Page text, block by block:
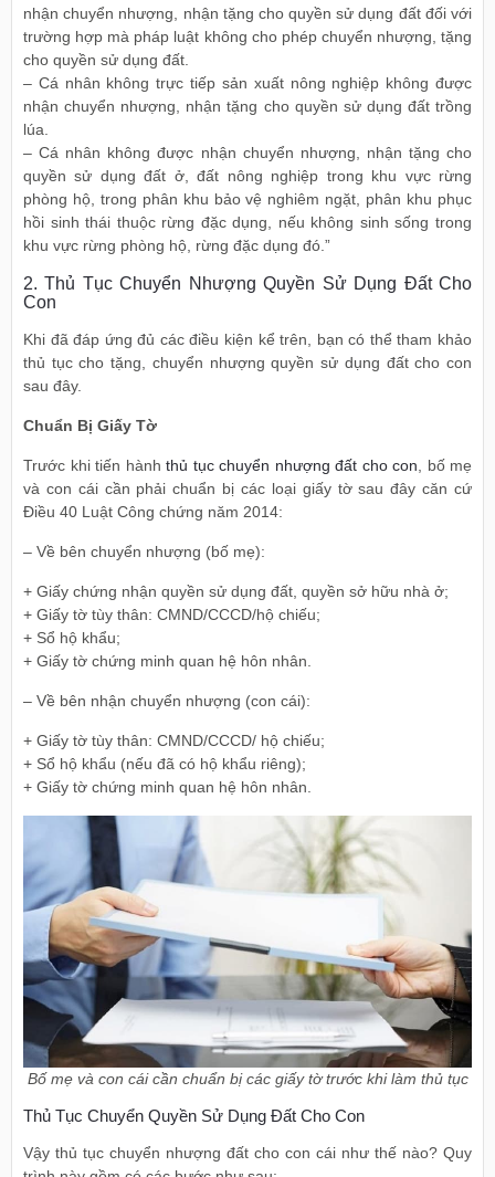
nhận chuyển nhượng, nhận tặng cho quyền sử dụng đất đối với
trường hợp mà pháp luật không cho phép chuyển nhượng, tặng
cho quyền sử dụng đất.
– Cá nhân không trực tiếp sản xuất nông nghiệp không được
nhận chuyển nhượng, nhận tặng cho quyền sử dụng đất trồng
lúa.
– Cá nhân không được nhận chuyển nhượng, nhận tặng cho
quyền sử dụng đất ở, đất nông nghiệp trong khu vực rừng
phòng hộ, trong phân khu bảo vệ nghiêm ngặt, phân khu phục
hồi sinh thái thuộc rừng đặc dụng, nếu không sinh sống trong
khu vực rừng phòng hộ, rừng đặc dụng đó.”
2. Thủ Tục Chuyển Nhượng Quyền Sử Dụng Đất Cho
Con
Khi đã đáp ứng đủ các điều kiện kể trên, bạn có thể tham khảo
thủ tục cho tặng, chuyển nhượng quyền sử dụng đất cho con
sau đây.
Chuẩn Bị Giấy Tờ
Trước khi tiến hành thủ tục chuyển nhượng đất cho con , bố mẹ
và con cái cần phải chuẩn bị các loại giấy tờ sau đây căn cứ
Điều 40 Luật Công chứng năm 2014:
– Về bên chuyển nhượng (bố mẹ):
+ Giấy chứng nhận quyền sử dụng đất, quyền sở hữu nhà ở;
+ Giấy tờ tùy thân: CMND/CCCD/hộ chiếu;
+ Sổ hộ khẩu;
+ Giấy tờ chứng minh quan hệ hôn nhân.
– Về bên nhận chuyển nhượng (con cái):
+ Giấy tờ tùy thân: CMND/CCCD/ hộ chiếu;
+ Sổ hộ khẩu (nếu đã có hộ khẩu riêng);
+ Giấy tờ chứng minh quan hệ hôn nhân.
Bố mẹ và con cái cần chuẩn bị các giấy tờ trước khi làm thủ tục
Thủ Tục Chuyển Quyền Sử Dụng Đất Cho Con
Vậy thủ tục chuyển nhượng đất cho con cái như thế nào? Quy